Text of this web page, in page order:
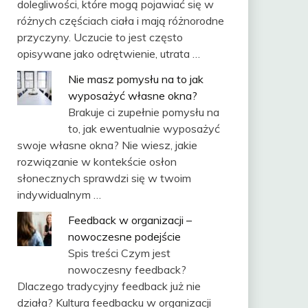
dolegliwości, które mogą pojawiać się w
różnych częściach ciała i mają różnorodne
przyczyny. Uczucie to jest często
opisywane jako odrętwienie, utrata …
Nie masz pomysłu na to jak
wyposażyć własne okna?
Brakuje ci zupełnie pomysłu na
to, jak ewentualnie wyposażyć
swoje własne okna? Nie wiesz, jakie
rozwiązanie w kontekście osłon
słonecznych sprawdzi się w twoim
indywidualnym …
Feedback w organizacji –
nowoczesne podejście
Spis treści Czym jest
nowoczesny feedback?
Dlaczego tradycyjny feedback już nie
działa? Kultura feedbacku w organizacji